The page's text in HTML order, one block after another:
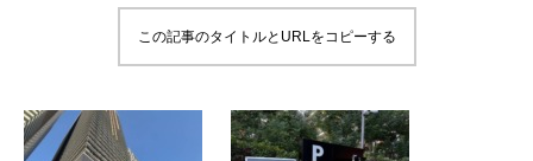
この記事のタイトルとURLをコピーする